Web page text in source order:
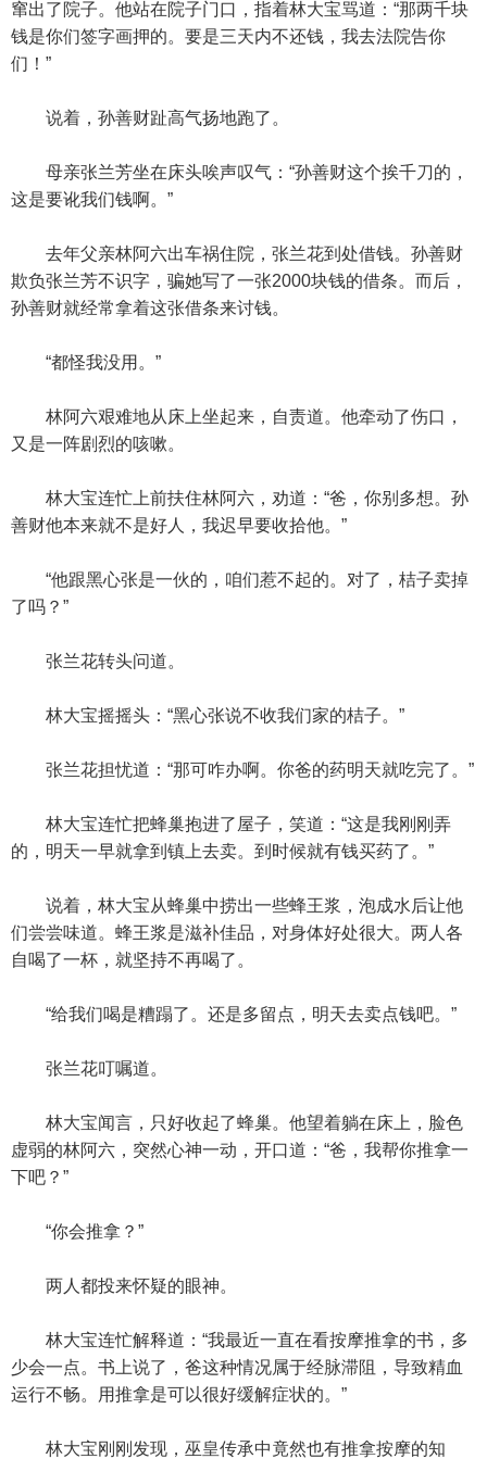
窜出了院子。他站在院子门口，指着林大宝骂道：“那两千块
钱是你们签字画押的。要是三天内不还钱，我去法院告你
们！”
说着，孙善财趾高气扬地跑了。
母亲张兰芳坐在床头唉声叹气：“孙善财这个挨千刀的，
这是要讹我们钱啊。”
去年父亲林阿六出车祸住院，张兰花到处借钱。孙善财
欺负张兰芳不识字，骗她写了一张2000块钱的借条。而后，
孙善财就经常拿着这张借条来讨钱。
“都怪我没用。”
林阿六艰难地从床上坐起来，自责道。他牵动了伤口，
又是一阵剧烈的咳嗽。
林大宝连忙上前扶住林阿六，劝道：“爸，你别多想。孙
善财他本来就不是好人，我迟早要收拾他。”
“他跟黑心张是一伙的，咱们惹不起的。对了，桔子卖掉
了吗？”
张兰花转头问道。
林大宝摇摇头：“黑心张说不收我们家的桔子。”
张兰花担忧道：“那可咋办啊。你爸的药明天就吃完了。”
林大宝连忙把蜂巢抱进了屋子，笑道：“这是我刚刚弄
的，明天一早就拿到镇上去卖。到时候就有钱买药了。”
说着，林大宝从蜂巢中捞出一些蜂王浆，泡成水后让他
们尝尝味道。蜂王浆是滋补佳品，对身体好处很大。两人各
自喝了一杯，就坚持不再喝了。
“给我们喝是糟蹋了。还是多留点，明天去卖点钱吧。”
张兰花叮嘱道。
林大宝闻言，只好收起了蜂巢。他望着躺在床上，脸色
虚弱的林阿六，突然心神一动，开口道：“爸，我帮你推拿一
下吧？”
“你会推拿？”
两人都投来怀疑的眼神。
林大宝连忙解释道：“我最近一直在看按摩推拿的书，多
少会一点。书上说了，爸这种情况属于经脉滞阻，导致精血
运行不畅。用推拿是可以很好缓解症状的。”
林大宝刚刚发现，巫皇传承中竟然也有推拿按摩的知